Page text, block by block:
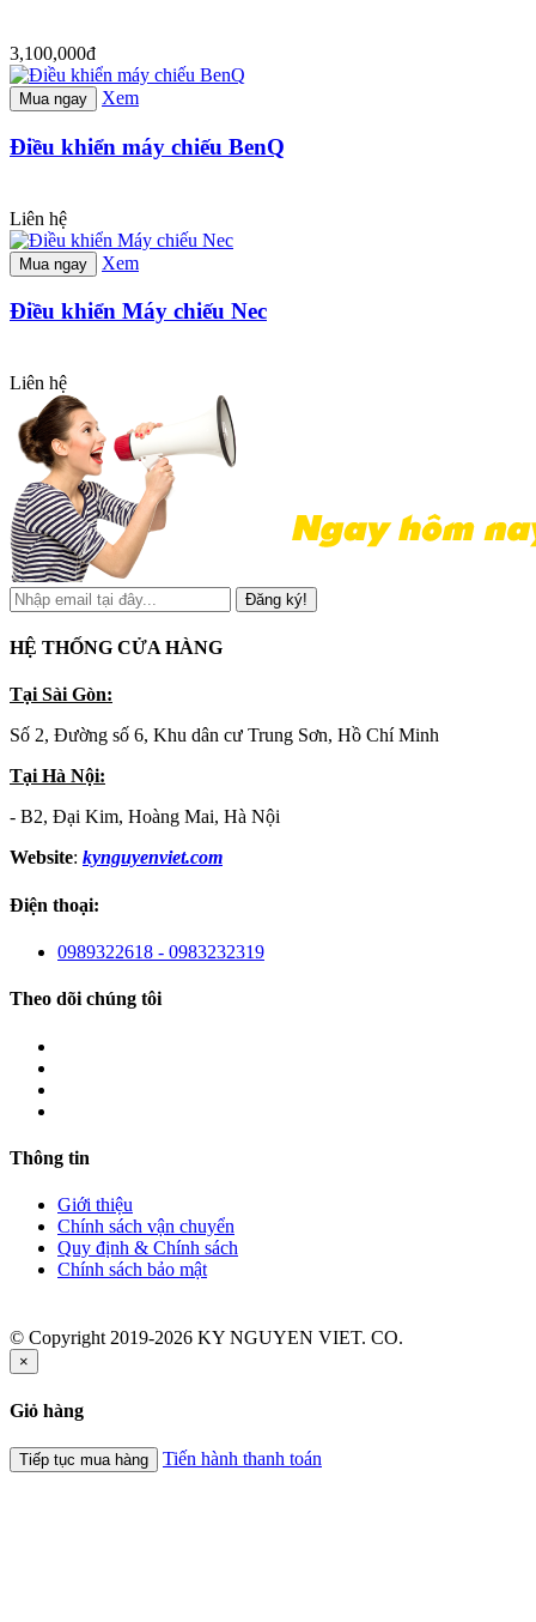
3,100,000đ
Mua ngay Xem
Điều khiển máy chiếu BenQ
Liên hệ
Mua ngay Xem
Điều khiển Máy chiếu Nec
Liên hệ
Đăng ký!
HỆ THỐNG CỬA HÀNG
Tại Sài Gòn:
Số 2, Đường số 6, Khu dân cư Trung Sơn, Hồ Chí Minh
Tại Hà Nội:
- B2, Đại Kim, Hoàng Mai, Hà Nội
Website: kynguyenviet.com
Điện thoại:
0989322618 - 0983232319
Theo dõi chúng tôi
Thông tin
Giới thiệu
Chính sách vận chuyển
Quy định & Chính sách
Chính sách bảo mật
© Copyright 2019-2026 KY NGUYEN VIET. CO.
×
Giỏ hàng
Tiếp tục mua hàng Tiến hành thanh toán